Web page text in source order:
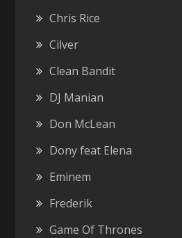
Chris Rice
Cilver
Clean Bandit
DJ Manian
Don McLean
Dony feat Elena
Eminem
Frederik
Game Of Thrones